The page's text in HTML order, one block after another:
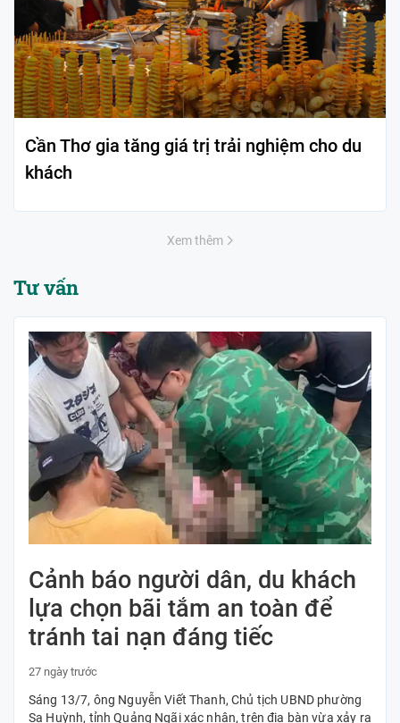
Cần Thơ gia tăng giá trị trải nghiệm cho du
khách
Xem thêm
Tư vấn
Cảnh báo người dân, du khách
lựa chọn bãi tắm an toàn để
tránh tai nạn đáng tiếc
27 ngày trước
Sáng 13/7, ông Nguyễn Viết Thanh, Chủ tịch UBND phường
Sa Huỳnh, tỉnh Quảng Ngãi xác nhận, trên địa bàn vừa xảy ra